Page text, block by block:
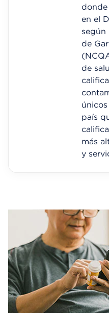
en el
según
de
de
país
más
y